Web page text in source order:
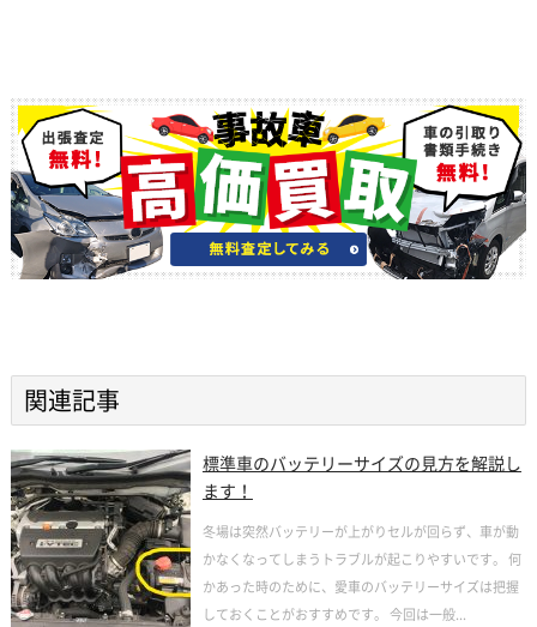
関連記事
標準車のバッテリーサイズの見方を解説し
ます！
冬場は突然バッテリーが上がりセルが回らず、車が動
かなくなってしまうトラブルが起こりやすいです。 何
かあった時のために、愛車のバッテリーサイズは把握
しておくことがおすすめです。 今回は一般...